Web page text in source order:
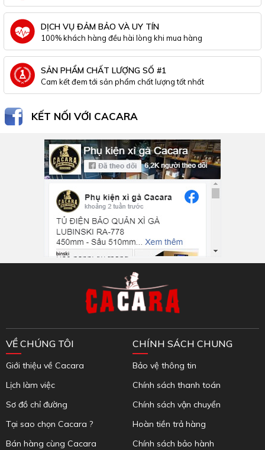
DỊCH VỤ ĐẢM BẢO VÀ UY TÍN
100% khách hàng đều hài lòng khi mua hàng
SẢN PHẨM CHẤT LƯỢNG SỐ #1
Cam kết đem tới sản phẩm chất lượng tốt nhất
KẾT NỐI VỚI CACARA
VỀ CHÚNG TÔI
Giới thiệu về Cacara
Lịch làm việc
Sơ đồ chỉ đường
Tại sao chọn Cacara ?
Bán hàng cùng Cacara
CHÍNH SÁCH CHUNG
Bảo vệ thông tin
Chính sách thanh toán
Chính sách vận chuyển
Hoàn tiền trả hàng
Chính sách bảo hành